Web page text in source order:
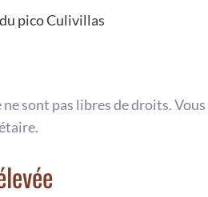
pico Culivillas
sont pas libres de droits. Vous